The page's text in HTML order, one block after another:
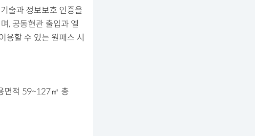
술과 정보보호 인증을
, 공동현관 출입과 엘
용할 수 있는 원패스 시
면적 59~127㎡ 총